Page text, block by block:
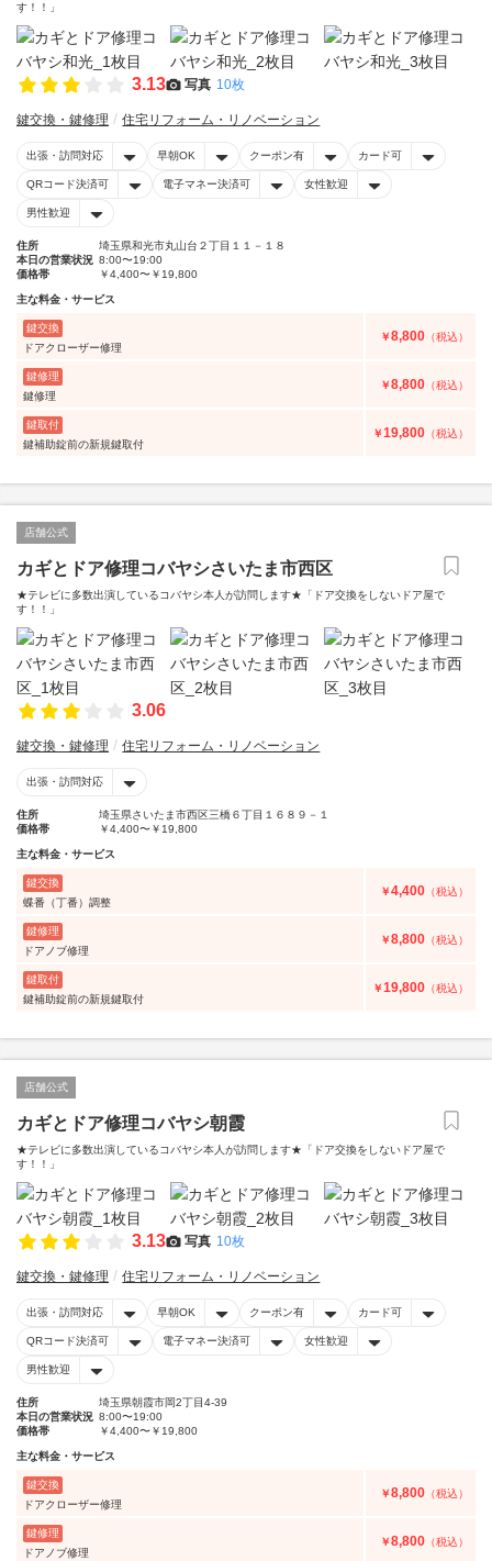
す！！」
3.13 写真 10枚
鍵交換・鍵修理 住宅リフォーム・リノベーション
出張・訪問対応 早朝OK クーポン有 カード可
QRコード決済可 電子マネー決済可 女性歓迎
男性歓迎
住所
埼玉県和光市丸山台２丁目１１－１８
本日の営業状況 8:00〜19:00
価格帯
￥4,400〜￥19,800
主な料金・サービス
鍵交換
ドアクローザー修理
￥8,800 （税込）
鍵修理
鍵修理
￥8,800 （税込）
鍵取付
鍵補助錠前の新規鍵取付
￥19,800 （税込）
店舗公式
カギとドア修理コバヤシさいたま市西区
★テレビに多数出演しているコバヤシ本人が訪問します★「ドア交換をしないドア屋で
す！！」
3.06
鍵交換・鍵修理 住宅リフォーム・リノベーション
出張・訪問対応
住所
埼玉県さいたま市西区三橋６丁目１６８９－１
価格帯
￥4,400〜￥19,800
主な料金・サービス
鍵交換
蝶番（丁番）調整
￥4,400 （税込）
鍵修理
ドアノブ修理
￥8,800 （税込）
鍵取付
鍵補助錠前の新規鍵取付
￥19,800 （税込）
店舗公式
カギとドア修理コバヤシ朝霞
★テレビに多数出演しているコバヤシ本人が訪問します★「ドア交換をしないドア屋で
す！！」
3.13 写真 10枚
鍵交換・鍵修理 住宅リフォーム・リノベーション
出張・訪問対応 早朝OK クーポン有 カード可
QRコード決済可 電子マネー決済可 女性歓迎
男性歓迎
住所
埼玉県朝霞市岡2丁目4-39
本日の営業状況 8:00〜19:00
価格帯
￥4,400〜￥19,800
主な料金・サービス
鍵交換
ドアクローザー修理
￥8,800 （税込）
鍵修理
ドアノブ修理
￥8,800 （税込）